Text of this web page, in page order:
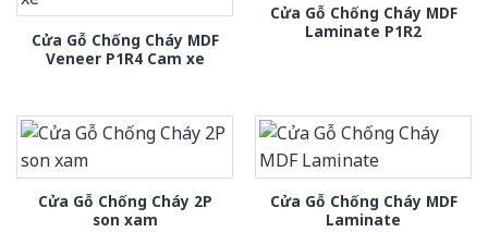
Cửa Gỗ Chống Cháy MDF
Veneer P1R4 Cam xe
Cửa Gỗ Chống Cháy MDF
Laminate P1R2
Cửa Gỗ Chống Cháy 2P
son xam
Cửa Gỗ Chống Cháy MDF
Laminate